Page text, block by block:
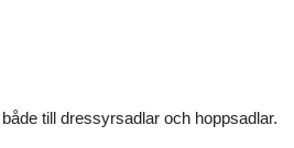
till dressyrsadlar och hoppsadlar.